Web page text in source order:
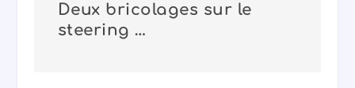
Deux bricolages sur le
steering …